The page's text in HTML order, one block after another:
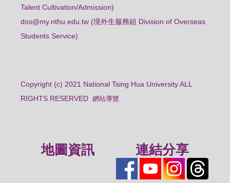
Talent Cultivation/Admission)
dos@my.nthu.edu.tw (境外生服務組 Division of Overseas
Students Service)
Copyright (c) 2021 National Tsing Hua University ALL
RIGHTS RESERVED網站導覽
地圖資訊 連結分享